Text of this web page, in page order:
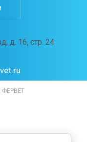
д. 16, стр. 24
ФЕРВЕТ